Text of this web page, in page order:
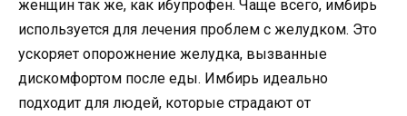
женщин так же, как ибупрофен. Чаще всего, имбирь
используется для лечения проблем с желудком. Это
ускоряет опорожнение желудка, вызванные
дискомфортом после еды. Имбирь идеально
подходит для людей, которые страдают от